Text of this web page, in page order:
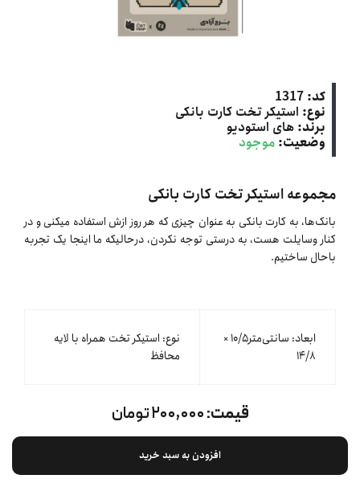
کد: 1317
نوع: استیکر تخت کارت بانکی
برند: های استودیو
وضعیت: موجود
مجموعه استیکر تخت کارت بانکی
بانک‌ها، به کارت بانکی به عنوان چیزی که هر روز ازش استفاده میکنی و در
کنار وسایلت هست، به درستی توجه نکردن، درحالیکه ما اینجا یک تجربه
باحال ساختیم.
ابعاد: سانتی‌متر۱۰/۵ ×
۱۴/٨
نوع: استیکر تخت همراه با لایه
محافظ
قیمت:۲۰۰,۰۰۰ تومان
افزودن به سبد خرید